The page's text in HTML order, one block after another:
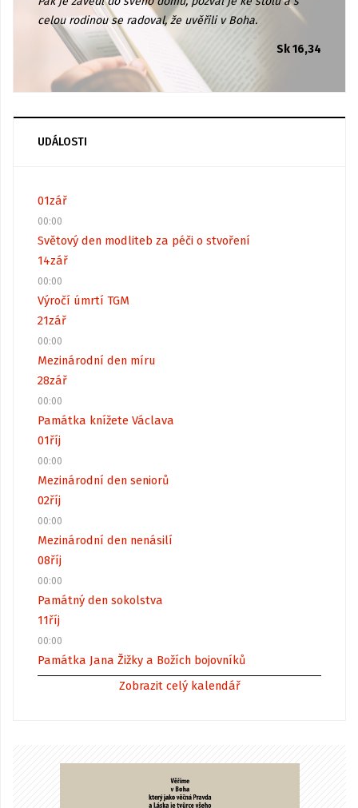
celou rodinou se radoval, že uvěřili v Boha.
Sk 16,34
UDÁLOSTI
01zář
00:00
Světový den modliteb za péči o stvoření
14zář
00:00
Výročí úmrtí TGM
21zář
00:00
Mezinárodní den míru
28zář
00:00
Památka knížete Václava
01říj
00:00
Mezinárodní den seniorů
02říj
00:00
Mezinárodní den nenásilí
08říj
00:00
Památný den sokolstva
11říj
00:00
Památka Jana Žižky a Božích bojovníků
Zobrazit celý kalendář